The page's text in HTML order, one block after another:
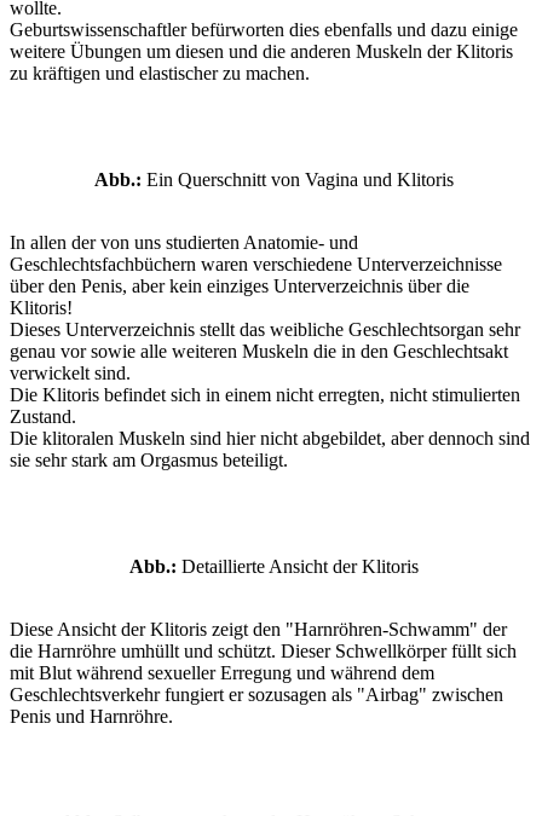
wollte.
Geburtswissenschaftler befürworten dies ebenfalls und dazu einige
weitere Übungen um diesen und die anderen Muskeln der Klitoris
zu kräftigen und elastischer zu machen.
Abb.: Ein Querschnitt von Vagina und Klitoris
In allen der von uns studierten Anatomie- und
Geschlechtsfachbüchern waren verschiedene Unterverzeichnisse
über den Penis, aber kein einziges Unterverzeichnis über die
Klitoris!
Dieses Unterverzeichnis stellt das weibliche Geschlechtsorgan sehr
genau vor sowie alle weiteren Muskeln die in den Geschlechtsakt
verwickelt sind.
Die Klitoris befindet sich in einem nicht erregten, nicht stimulierten
Zustand.
Die klitoralen Muskeln sind hier nicht abgebildet, aber dennoch sind
sie sehr stark am Orgasmus beteiligt.
Abb.: Detaillierte Ansicht der Klitoris
Diese Ansicht der Klitoris zeigt den "Harnröhren-Schwamm" der
die Harnröhre umhüllt und schützt. Dieser Schwellkörper füllt sich
mit Blut während sexueller Erregung und während dem
Geschlechtsverkehr fungiert er sozusagen als "Airbag" zwischen
Penis und Harnröhre.